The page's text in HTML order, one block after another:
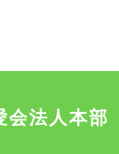
会法人本部